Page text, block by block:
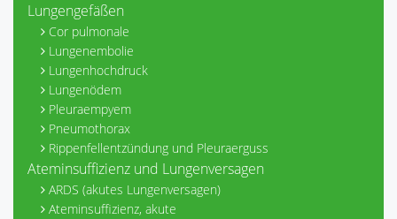
Lungengefäßen
Cor pulmonale
Lungenembolie
Lungenhochdruck
Lungenödem
Pleuraempyem
Pneumothorax
Rippenfellentzündung und Pleuraerguss
Ateminsuffizienz und Lungenversagen
ARDS (akutes Lungenversagen)
Ateminsuffizienz, akute